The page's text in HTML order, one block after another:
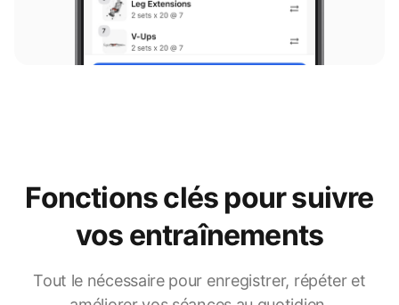
Fonctions clés pour suivre
vos entraînements
Tout le nécessaire pour enregistrer, répéter et